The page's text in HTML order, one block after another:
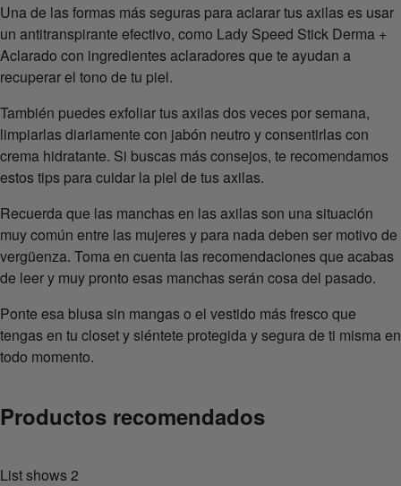
Una de las formas más seguras para aclarar tus axilas es usar
un antitranspirante efectivo, como Lady Speed Stick Derma +
Aclarado con ingredientes aclaradores que te ayudan a
recuperar el tono de tu piel.
También puedes exfoliar tus axilas dos veces por semana,
limpiarlas diariamente con jabón neutro y consentirlas con
crema hidratante. Si buscas más consejos, te recomendamos
estos tips para cuidar la piel de tus axilas.
Recuerda que las manchas en las axilas son una situación
muy común entre las mujeres y para nada deben ser motivo de
vergüenza. Toma en cuenta las recomendaciones que acabas
de leer y muy pronto esas manchas serán cosa del pasado.
Ponte esa blusa sin mangas o el vestido más fresco que
tengas en tu closet y siéntete protegida y segura de ti misma en
todo momento.
Productos recomendados
List shows2